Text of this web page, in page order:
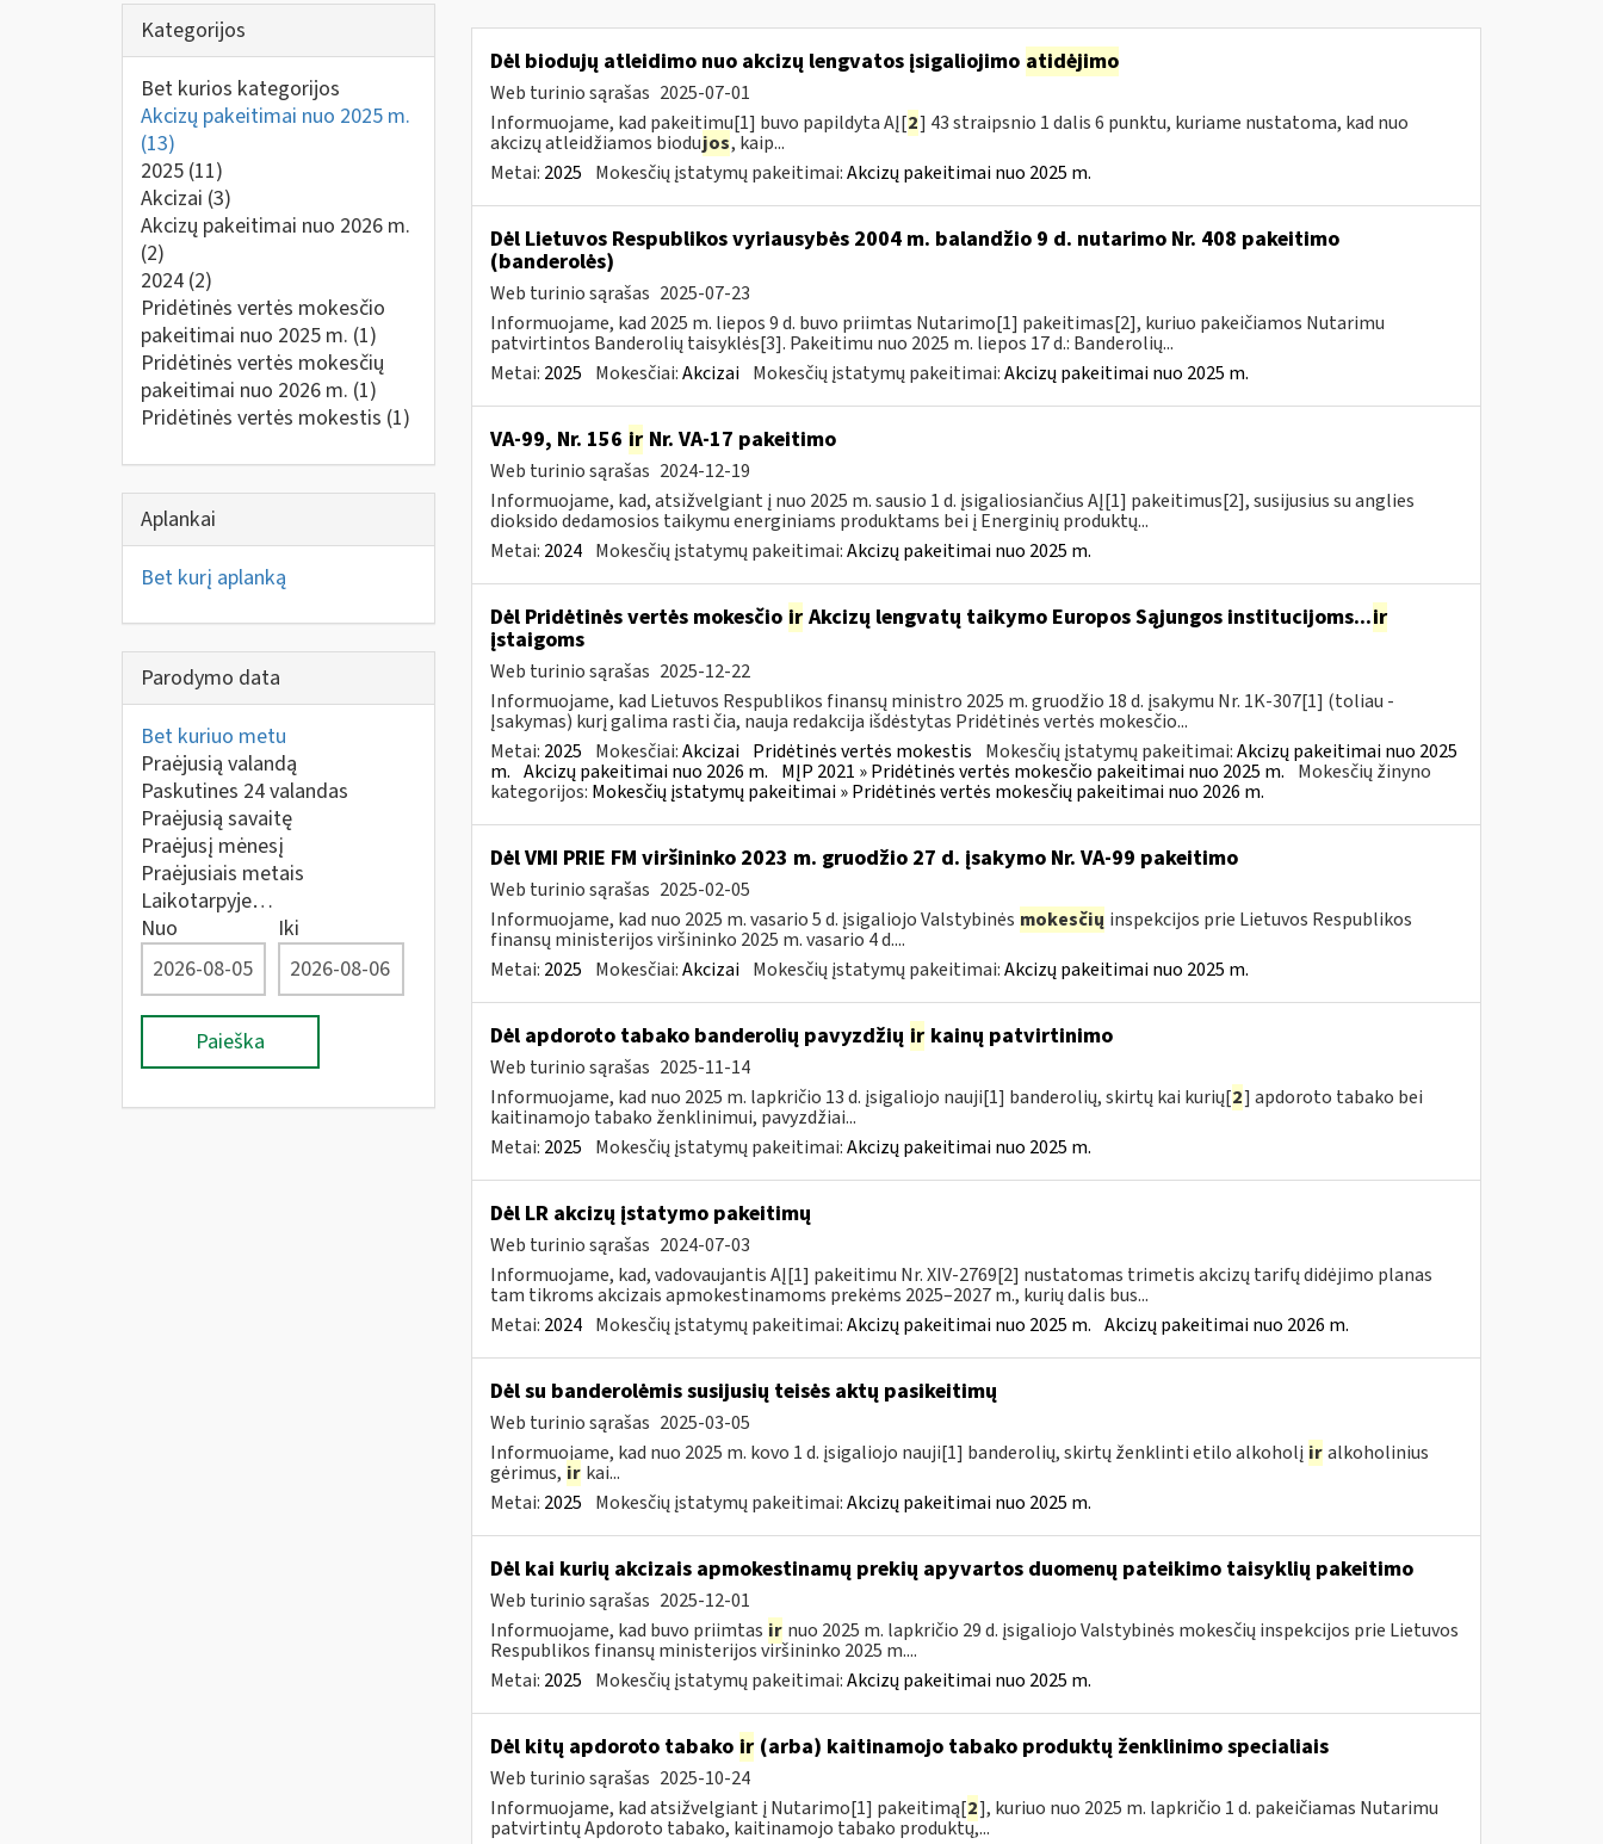
Kategorijos
Bet kurios kategorijos
Akcizų pakeitimai nuo 2025 m.
(13)
2025 (11)
Akcizai (3)
Akcizų pakeitimai nuo 2026 m.
(2)
2024 (2)
Pridėtinės vertės mokesčio
pakeitimai nuo 2025 m. (1)
Pridėtinės vertės mokesčių
pakeitimai nuo 2026 m. (1)
Pridėtinės vertės mokestis (1)
Aplankai
Bet kurį aplanką
Parodymo data
Bet kuriuo metu
Praėjusią valandą
Paskutines 24 valandas
Praėjusią savaitę
Praėjusį mėnesį
Praėjusiais metais
Laikotarpyje…
Nuo
Iki
Paieška
Dėl biodujų atleidimo nuo akcizų lengvatos įsigaliojimo atidėjimo
Web turinio sąrašas 2025-07-01
Informuojame, kad pakeitimu[1] buvo papildyta AĮ[2] 43 straipsnio 1 dalis 6 punktu, kuriame nustatoma, kad nuo
akcizų atleidžiamos biodujos, kaip...
Metai: 2025 Mokesčių įstatymų pakeitimai:Akcizų pakeitimai nuo 2025 m.
Dėl Lietuvos Respublikos vyriausybės 2004 m. balandžio 9 d. nutarimo Nr. 408 pakeitimo
(banderolės)
Web turinio sąrašas 2025-07-23
Informuojame, kad 2025 m. liepos 9 d. buvo priimtas Nutarimo[1] pakeitimas[2], kuriuo pakeičiamos Nutarimu
patvirtintos Banderolių taisyklės[3]. Pakeitimu nuo 2025 m. liepos 17 d.: Banderolių...
Metai: 2025 Mokesčiai:Akcizai Mokesčių įstatymų pakeitimai:Akcizų pakeitimai nuo 2025 m.
VA-99, Nr. 156 irNr. VA-17 pakeitimo
Web turinio sąrašas 2024-12-19
Informuojame, kad, atsižvelgiant į nuo 2025 m. sausio 1 d. įsigaliosiančius AĮ[1] pakeitimus[2], susijusius su anglies
dioksido dedamosios taikymu energiniams produktams bei į Energinių produktų...
Metai: 2024 Mokesčių įstatymų pakeitimai:Akcizų pakeitimai nuo 2025 m.
Dėl Pridėtinės vertės mokesčio irAkcizų lengvatų taikymo Europos Sąjungos institucijoms...ir
įstaigoms
Web turinio sąrašas 2025-12-22
Informuojame, kad Lietuvos Respublikos finansų ministro 2025 m. gruodžio 18 d. įsakymu Nr. 1K-307[1] (toliau -
Įsakymas) kurį galima rasti čia, nauja redakcija išdėstytas Pridėtinės vertės mokesčio...
Metai: 2025 Mokesčiai:Akcizai Pridėtinės vertės mokestis Mokesčių įstatymų pakeitimai:Akcizų pakeitimai nuo 2025
m. Akcizų pakeitimai nuo 2026 m. MĮP 2021 » Pridėtinės vertės mokesčio pakeitimai nuo 2025 m. Mokesčių žinyno
kategorijos: Mokesčių įstatymų pakeitimai » Pridėtinės vertės mokesčių pakeitimai nuo 2026 m.
Dėl VMI PRIE FM viršininko 2023 m. gruodžio 27 d. įsakymo Nr. VA-99 pakeitimo
Web turinio sąrašas 2025-02-05
Informuojame, kad nuo 2025 m. vasario 5 d. įsigaliojo Valstybinės mokesčių inspekcijos prie Lietuvos Respublikos
finansų ministerijos viršininko 2025 m. vasario 4 d....
Metai: 2025 Mokesčiai:Akcizai Mokesčių įstatymų pakeitimai:Akcizų pakeitimai nuo 2025 m.
Dėl apdoroto tabako banderolių pavyzdžių irkainų patvirtinimo
Web turinio sąrašas 2025-11-14
Informuojame, kad nuo 2025 m. lapkričio 13 d. įsigaliojo nauji[1] banderolių, skirtų kai kurių[2] apdoroto tabako bei
kaitinamojo tabako ženklinimui, pavyzdžiai...
Metai: 2025 Mokesčių įstatymų pakeitimai:Akcizų pakeitimai nuo 2025 m.
Dėl LR akcizų įstatymo pakeitimų
Web turinio sąrašas 2024-07-03
Informuojame, kad, vadovaujantis AĮ[1] pakeitimu Nr. XIV-2769[2] nustatomas trimetis akcizų tarifų didėjimo planas
tam tikroms akcizais apmokestinamoms prekėms 2025–2027 m., kurių dalis bus...
Metai: 2024 Mokesčių įstatymų pakeitimai:Akcizų pakeitimai nuo 2025 m. Akcizų pakeitimai nuo 2026 m.
Dėl su banderolėmis susijusių teisės aktų pasikeitimų
Web turinio sąrašas 2025-03-05
Informuojame, kad nuo 2025 m. kovo 1 d. įsigaliojo nauji[1] banderolių, skirtų ženklinti etilo alkoholį ir alkoholinius
gėrimus, ir kai...
Metai: 2025 Mokesčių įstatymų pakeitimai:Akcizų pakeitimai nuo 2025 m.
Dėl kai kurių akcizais apmokestinamų prekių apyvartos duomenų pateikimo taisyklių pakeitimo
Web turinio sąrašas 2025-12-01
Informuojame, kad buvo priimtas ir nuo 2025 m. lapkričio 29 d. įsigaliojo Valstybinės mokesčių inspekcijos prie Lietuvos
Respublikos finansų ministerijos viršininko 2025 m....
Metai: 2025 Mokesčių įstatymų pakeitimai:Akcizų pakeitimai nuo 2025 m.
Dėl kitų apdoroto tabako ir(arba) kaitinamojo tabako produktų ženklinimo specialiais
Web turinio sąrašas 2025-10-24
Informuojame, kad atsižvelgiant į Nutarimo[1] pakeitimą[2], kuriuo nuo 2025 m. lapkričio 1 d. pakeičiamas Nutarimu
patvirtintų Apdoroto tabako, kaitinamojo tabako produktų,...